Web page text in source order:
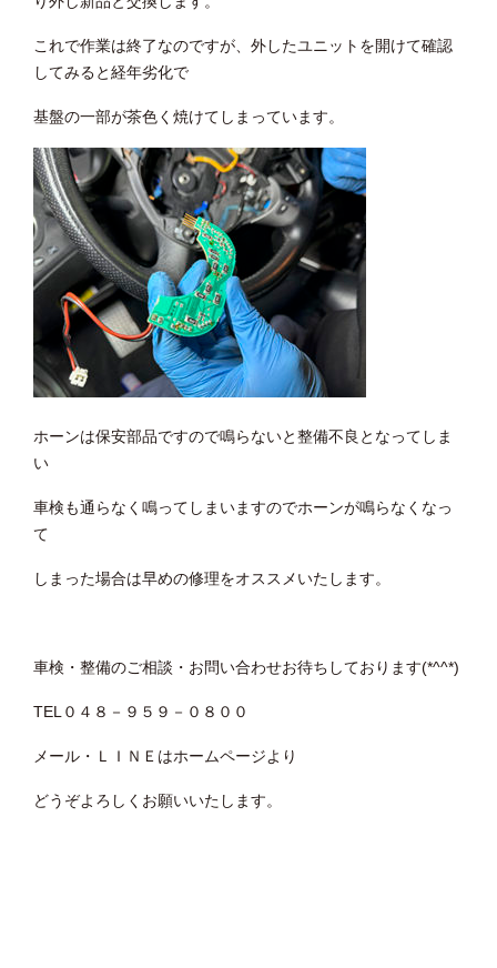
これで作業は終了なのですが、外したユニットを開けて確認
してみると経年劣化で
基盤の一部が茶色く焼けてしまっています。
ホーンは保安部品ですので鳴らないと整備不良となってしま
い
車検も通らなく鳴ってしまいますのでホーンが鳴らなくなっ
て
しまった場合は早めの修理をオススメいたします。
車検・整備のご相談・お問い合わせお待ちしております(*^^*)
TEL０４８－９５９－０８００
メール・ＬＩＮＥはホームページより
どうぞよろしくお願いいたします。